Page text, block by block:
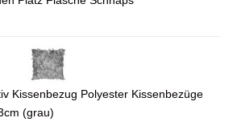
Kissenbezug Polyester Kissenbezüge
(grau)